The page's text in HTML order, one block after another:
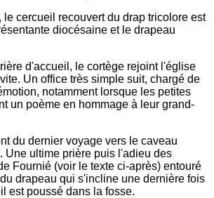
le cercueil recouvert du drap tricolore est
diocésaine et le drapeau
d'accueil, le cortège rejoint l'église
Un office très simple suit, chargé de
notamment lorsque les petites
un poème en hommage à leur grand-
du dernier voyage vers le caveau
Une ultime prière puis l'adieu des
Fournié (voir le texte ci-après) entouré
drapeau qui s'incline une dernière fois
est poussé dans la fosse.